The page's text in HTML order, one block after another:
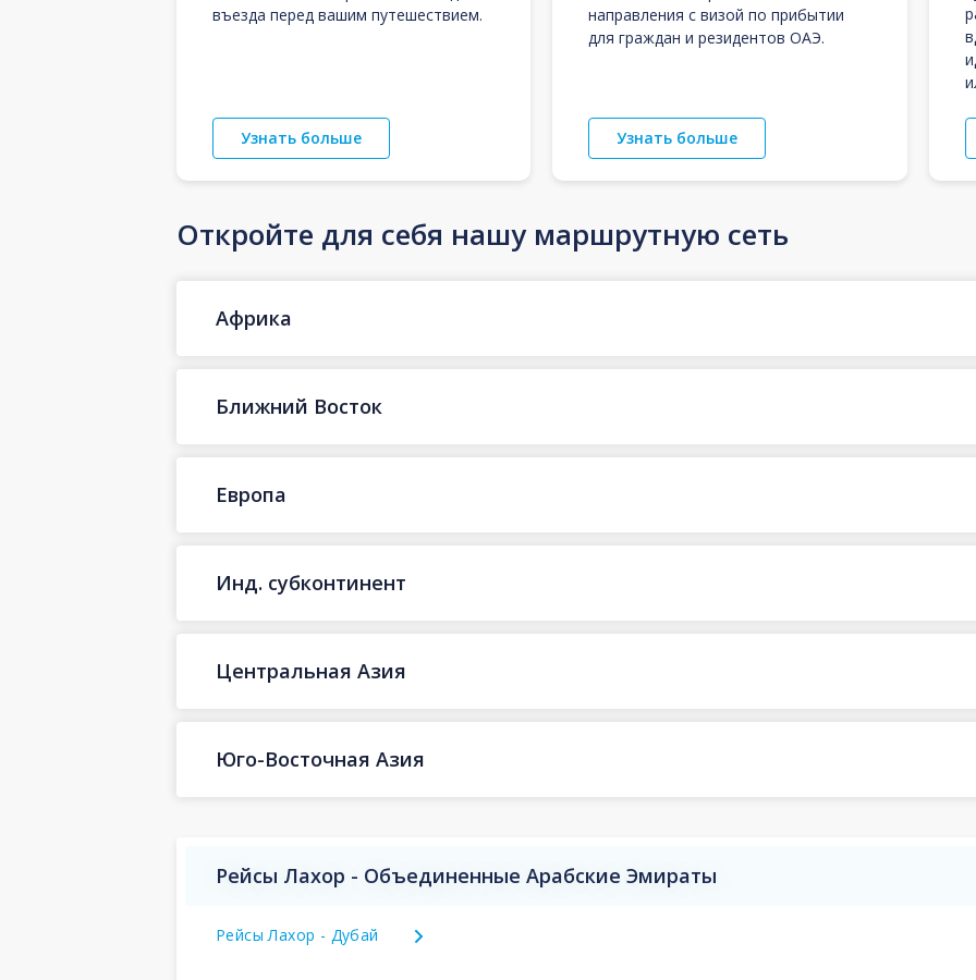
въезда перед вашим путешествием.
Узнать больше
направления с визой по прибытии
для граждан и резидентов ОАЭ.
Узнать больше
Откройте для себя нашу маршрутную сеть
Африка
Ближний Восток
Европа
Инд. субконтинент
Центральная Азия
Юго-Восточная Азия
Рейсы Лахор - Объединенные Арабские Эмираты
Рейсы Лахор - Дубай